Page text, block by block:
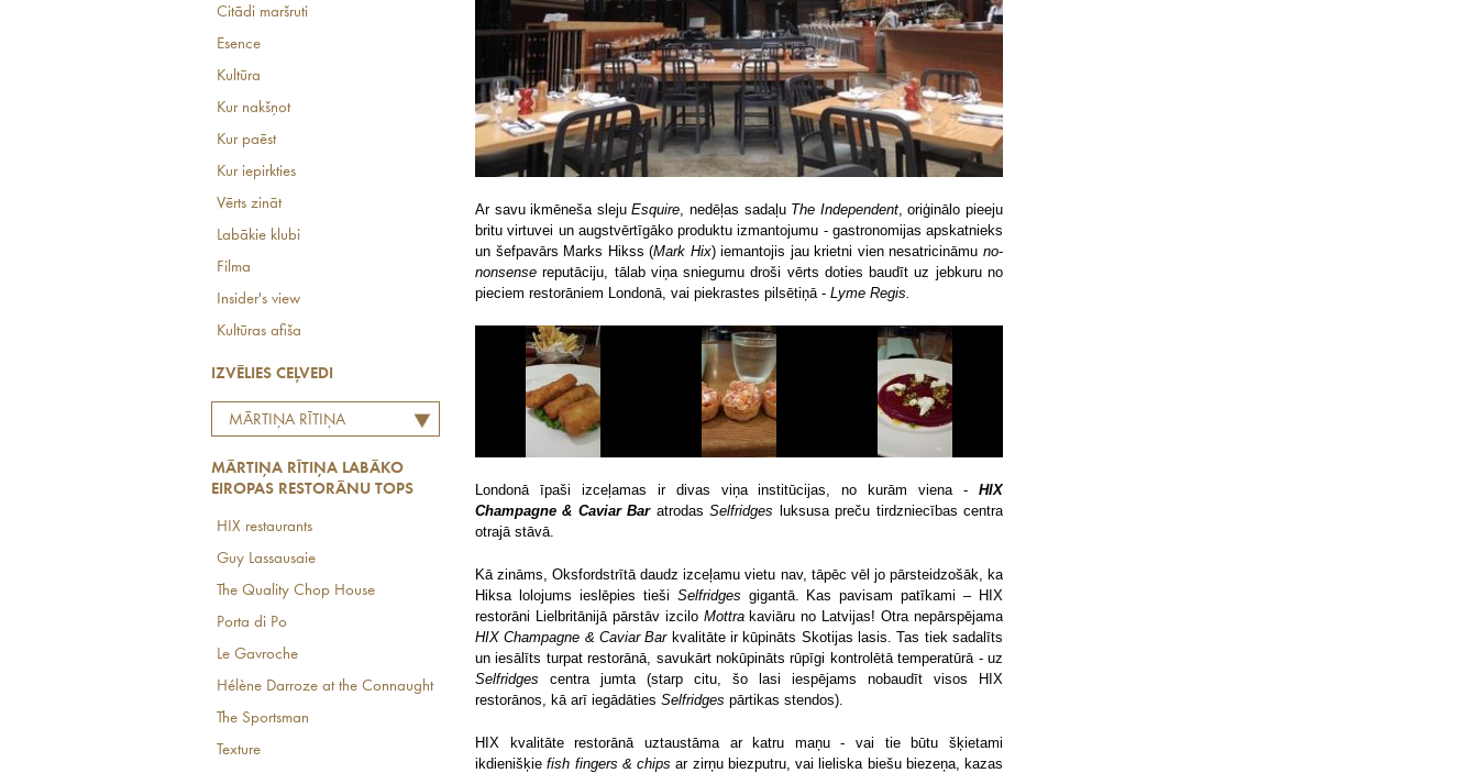
Citādi maršruti
Esence
Kultūra
Kur nakšņot
Kur paēst
Kur iepirkties
Vērts zināt
Labākie klubi
Filma
Insider's view
Kultūras afiša
IZVĒLIES CEĻVEDI
MĀRTIŅA RĪTIŅA
RESTORĀNU TOPS
MĀRTIŅA RĪTIŅA LABĀKO
EIROPAS RESTORĀNU TOPS
HIX restaurants
Guy Lassausaie
The Quality Chop House
Porta di Po
Le Gavroche
Hélène Darroze at the Connaught
The Sportsman
Texture
Ar savu ikmēneša slejuEsquire, nedēļas sadaļu The Independent, oriģinālo pieeju
britu virtuvei un augstvērtīgāko produktu izmantojumu - gastronomijas apskatnieks
un šefpavārs Marks Hikss (Mark Hix) iemantojis jau krietni vien nesatricināmuno-
nonsense reputāciju, tālab viņa sniegumu droši vērts doties baudīt uz jebkuru no
pieciem restorāniem Londonā, vai piekrastes pilsētiņā - Lyme Regis.
Londonā īpaši izceļamas ir divas viņa institūcijas, no kurām viena - HIX
Champagne & Caviar BaratrodasSelfridges luksusa preču tirdzniecības centra
otrajā stāvā.
Kā zināms, Oksfordstrītā daudz izceļamu vietu nav, tāpēc vēl jo pārsteidzošāk, ka
Hiksa lolojums ieslēpies tieši Selfridges gigantā. Kas pavisam patīkami – HIX
restorāni Lielbritānijā pārstāv izcilo Mottra kaviāru no Latvijas! Otra nepārspējama
HIX Champagne & Caviar Barkvalitāte ir kūpināts Skotijas lasis. Tas tiek sadalīts
un iesālīts turpat restorānā, savukārt nokūpināts rūpīgi kontrolētā temperatūrā - uz
Selfridges centra jumta (starp citu, šo lasi iespējams nobaudīt visos HIX
restorānos, kā arī iegādāties Selfridges pārtikas stendos).
HIX kvalitāte restorānā uztaustāma ar katru maņu - vai tie būtu šķietami
ikdienišķiefish fingers & chips ar zirņu biezputru, vai lieliska biešu biezeņa, kazas